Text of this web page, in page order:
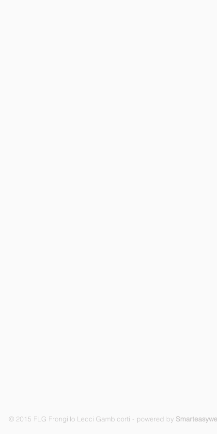
© 2015 FLG Frongillo Lecci Gambicorti - powered by